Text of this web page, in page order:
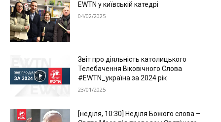
EWTN у київській катедрі
04/02/2025
Звіт про діяльність католицького
Телебачення Віковічного Слова
#EWTN_україна за 2024 рік
23/01/2025
[неділя, 10:30] Неділя Божого слова –